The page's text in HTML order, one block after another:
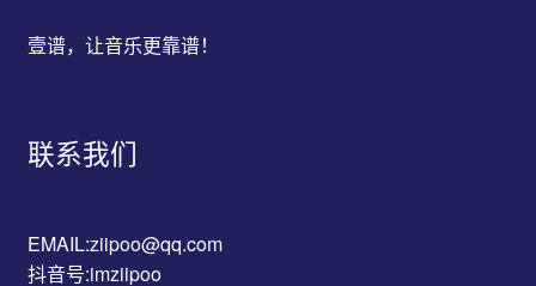
壹谱，让音乐更靠谱！
联系我们
EMAIL:ziipoo@qq.com
抖音号:imziipoo